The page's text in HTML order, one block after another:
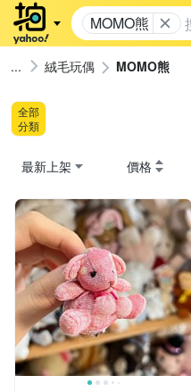
MOMO熊
絨毛玩偶 MOMO熊
全部
分類
最新上架 價格